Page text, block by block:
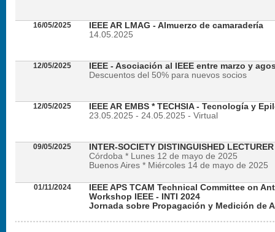
16/05/2025
IEEE AR LMAG - Almuerzo de camaradería
14.05.2025
12/05/2025
IEEE - Asociación al IEEE entre marzo y
Descuentos del 50% para nuevos socios
12/05/2025
IEEE AR EMBS * TECHSIA - Tecnología y
23.05.2025 - 24.05.2025 - Virtual
09/05/2025
INTER-SOCIETY DISTINGUISHED
Córdoba * Lunes 12 de mayo de 2025
Buenos Aires * Miércoles 14 de mayo de 2025
01/11/2024
IEEE APS TCAM Technical Committee on
Workshop IEEE - INTI 2024
Jornada sobre Propagación y Medición de